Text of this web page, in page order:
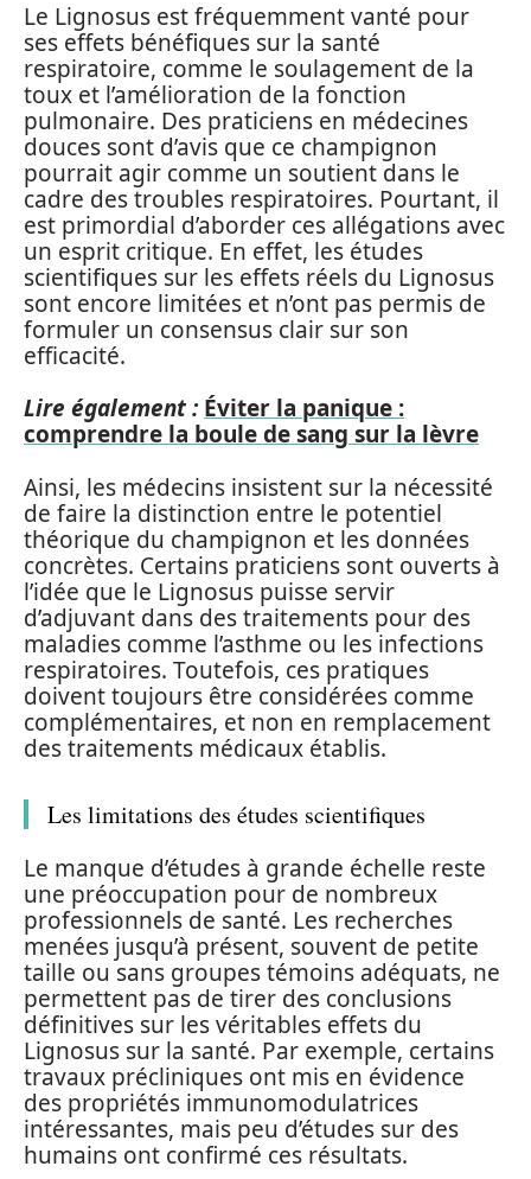
Le Lignosus est fréquemment vanté pour
ses effets bénéfiques sur la santé
respiratoire, comme le soulagement de la
toux et l’amélioration de la fonction
pulmonaire. Des praticiens en médecines
douces sont d’avis que ce champignon
pourrait agir comme un soutient dans le
cadre des troubles respiratoires. Pourtant, il
est primordial d’aborder ces allégations avec
un esprit critique. En effet, les études
scientifiques sur les effets réels du Lignosus
sont encore limitées et n’ont pas permis de
formuler un consensus clair sur son
efficacité.
Lire également : Éviter la panique :
comprendre la boule de sang sur la lèvre
Ainsi, les médecins insistent sur la nécessité
de faire la distinction entre le potentiel
théorique du champignon et les données
concrètes. Certains praticiens sont ouverts à
l’idée que le Lignosus puisse servir
d’adjuvant dans des traitements pour des
maladies comme l’asthme ou les infections
respiratoires. Toutefois, ces pratiques
doivent toujours être considérées comme
complémentaires, et non en remplacement
des traitements médicaux établis.
Les limitations des études scientifiques
Le manque d’études à grande échelle reste
une préoccupation pour de nombreux
professionnels de santé. Les recherches
menées jusqu’à présent, souvent de petite
taille ou sans groupes témoins adéquats, ne
permettent pas de tirer des conclusions
définitives sur les véritables effets du
Lignosus sur la santé. Par exemple, certains
travaux précliniques ont mis en évidence
des propriétés immunomodulatrices
intéressantes, mais peu d’études sur des
humains ont confirmé ces résultats.